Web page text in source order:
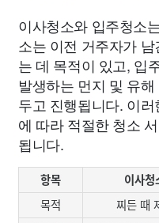
이사청소와 입주청소
소는 이전 거주자가
는 데 목적이 있고, 입
발생하는 먼지 및 유
두고 진행됩니다. 이
에 따라 적절한 청소
됩니다.
항목 이사청
목적
찌든 때